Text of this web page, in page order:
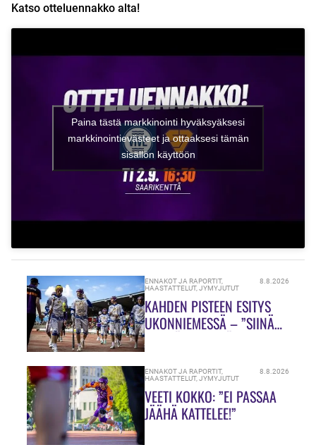
Katso otteluennakko alta!
Paina tästä markkinointi hyväksyäksesi
markkinointievästeet ja ottaaksesi tämän
sisällön käyttöön
ENNAKOT JA RAPORTIT,
HAASTATTELUT,JYMYJUTUT
8.8.2026
KAHDEN PISTEEN ESITYS
UKONNIEMESSÄ – ”SIINÄ
ENNAKOT JA RAPORTIT,
HAASTATTELUT,JYMYJUTUT
8.8.2026
VEETI KOKKO: ”EI PASSAA
JÄÄHÄ KATTELEE!”